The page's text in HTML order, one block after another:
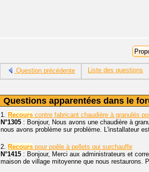
Question précédente Liste des questions
Questions apparentées dans le
1. Recours contre fabricant chaudière à granulés
N°1305 : Bonjour, Nous avons une chaudière à
nous avons problème sur problème. L'installateur
2. Recours pour poêle à pellets qui surchauffe
N°1415 : Bonjour, Merci aux administrateurs et
maison de village mitoyenne que nous restaurons.